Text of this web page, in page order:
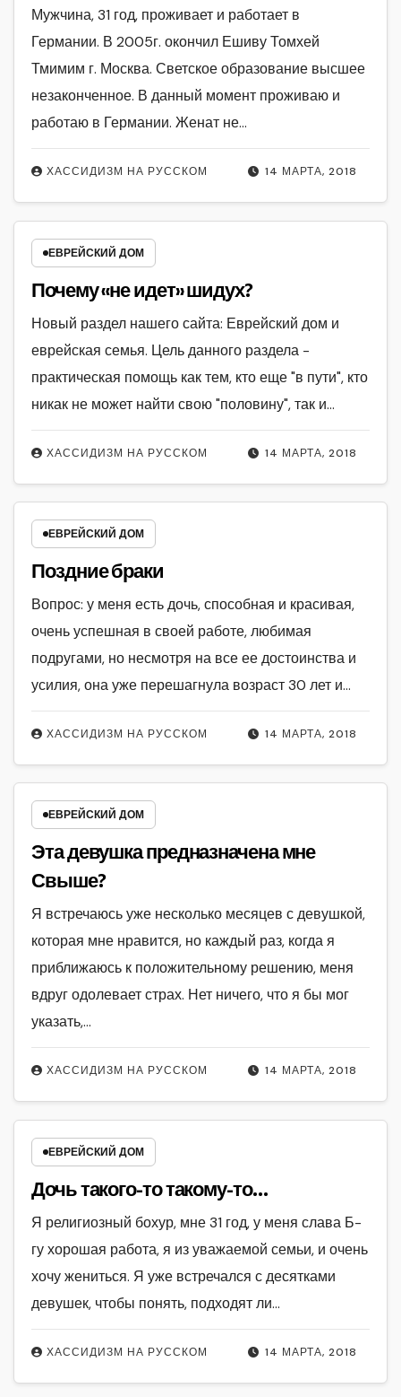
14 МАРТА, 2018
ХАССИДИЗМ НА РУССКОМ
Мужчина, 31 год, проживает и работает в
Германии. В 2005г. окончил Ешиву Томхей
Тмимим г. Москва. Светское образование высшее
незаконченное. В данный момент проживаю и
работаю в Германии. Женат не…
ЕВРЕЙСКИЙ ДОМ
Почему «не идет» шидух?
14 МАРТА, 2018
ХАССИДИЗМ НА РУССКОМ
Новый раздел нашего сайта: Еврейский дом и
еврейская семья. Цель данного раздела -
практическая помощь как тем, кто еще "в пути", кто
никак не может найти свою "половину", так и…
ЕВРЕЙСКИЙ ДОМ
Поздние браки
14 МАРТА, 2018
ХАССИДИЗМ НА РУССКОМ
Вопрос: у меня есть дочь, способная и красивая,
очень успешная в своей работе, любимая
подругами, но несмотря на все ее достоинства и
усилия, она уже перешагнула возраст 30 лет и…
ЕВРЕЙСКИЙ ДОМ
Эта девушка предназначена мне
Свыше?
14 МАРТА, 2018
ХАССИДИЗМ НА РУССКОМ
Я встречаюсь уже несколько месяцев с девушкой,
которая мне нравится, но каждый раз, когда я
приближаюсь к положительному решению, меня
вдруг одолевает страх. Нет ничего, что я бы мог
указать,…
ЕВРЕЙСКИЙ ДОМ
Дочь такого-то такому-то…
14 МАРТА, 2018
ХАССИДИЗМ НА РУССКОМ
Я религиозный бохур, мне 31 год, у меня слава Б-
гу хорошая работа, я из уважаемой семьи, и очень
хочу жениться. Я уже встречался с десятками
девушек, чтобы понять, подходят ли…